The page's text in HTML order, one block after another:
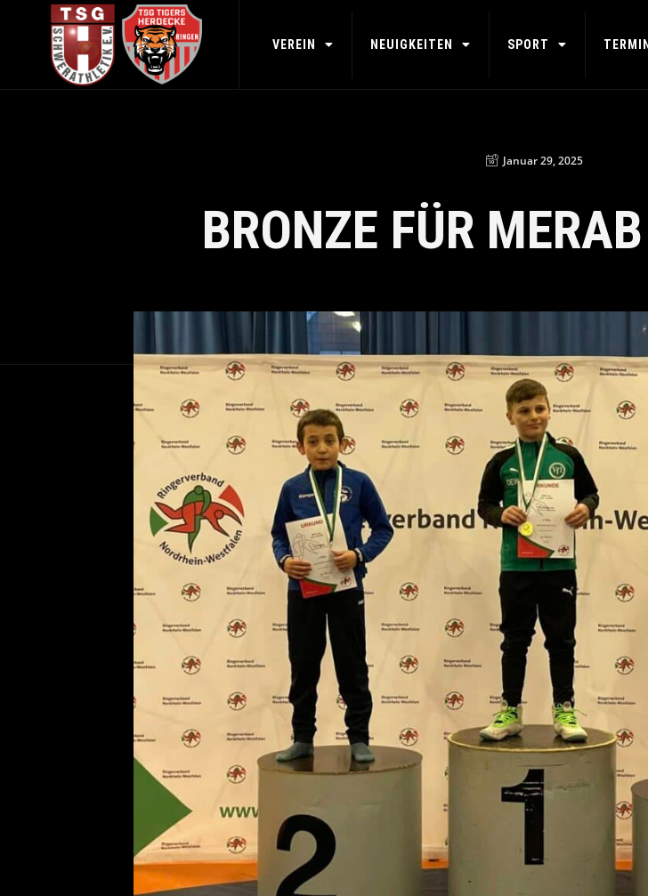
VEREIN NEUIGKEITEN SPORT
Januar 29, 2025
BRONZE FÜR